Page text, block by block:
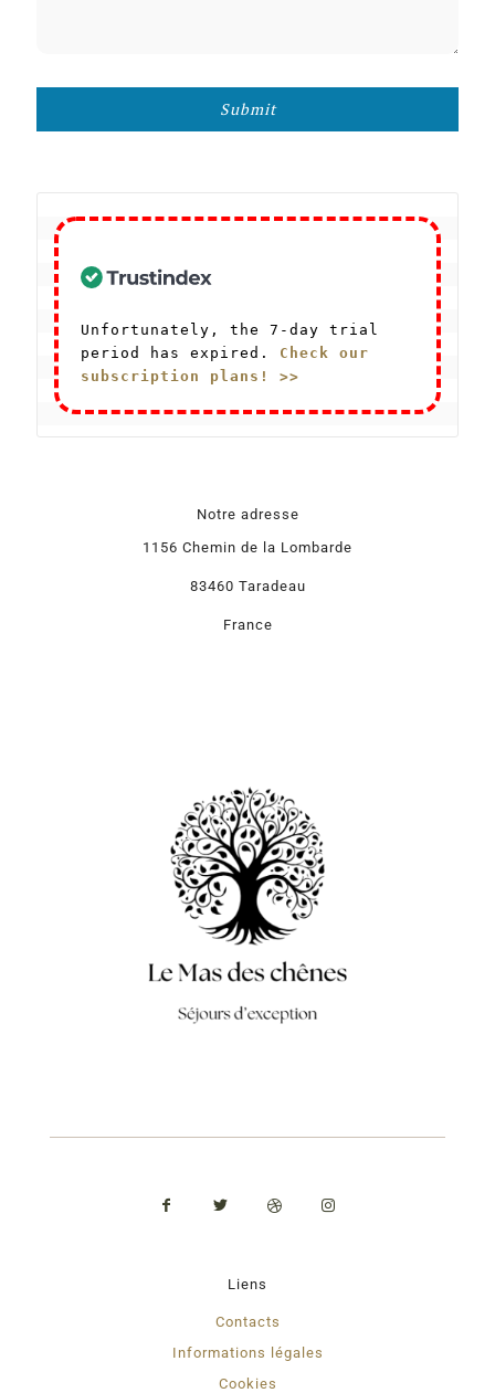
Submit
Unfortunately, the 7-day trial
period has expired. Check our
subscription plans! >>
Notre adresse
1156 Chemin de la Lombarde
83460 Taradeau
France
Liens
Contacts
Informations légales
Cookies